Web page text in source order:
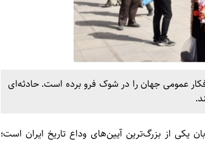
عمومی جهان را در شوک فرو برده است. حادثه‌ای
یکی از بزرگ‌ترین آیین‌های وداع تاریخ ایران است؛